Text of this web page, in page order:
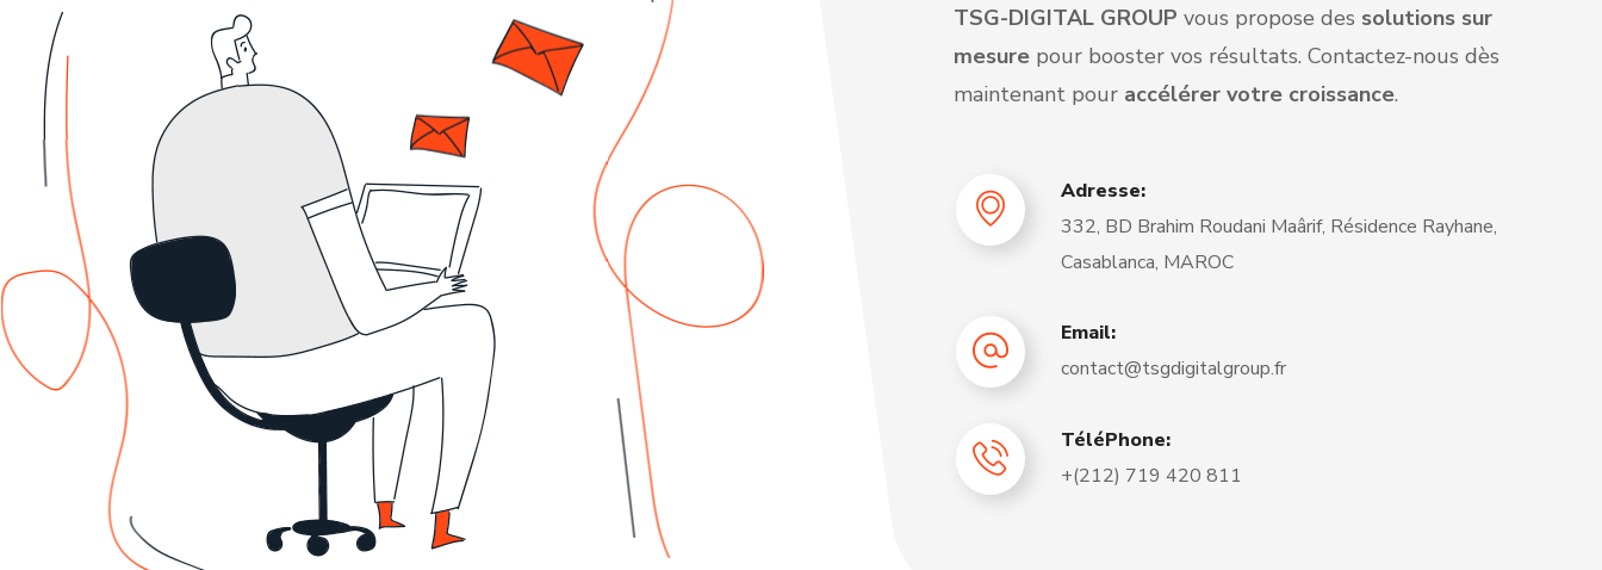
TSG-DIGITAL GROUP vous propose des solutions sur
mesurepour booster vos résultats. Contactez-nous dès
maintenant pour accélérer votre croissance.
Adresse:
332, BD Brahim Roudani Maârif, Résidence Rayhane,
Casablanca, MAROC
Email:
contact@tsgdigitalgroup.fr
TéléPhone:
+(212) 719 420 811